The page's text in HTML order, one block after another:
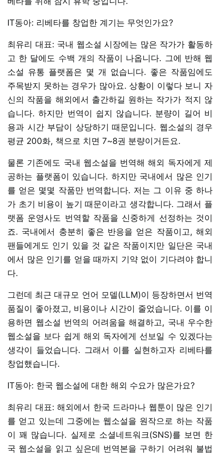
IT동아: 리베타를 창업한 계기는 무엇인가요?
최유리 대표: 국내 웹소설 시장에는 많은 작가가 활동하
고 한 달에도 수백 개의 작품이 나옵니다. 그에 반해 웹
소설 유통 플랫폼은 몇 개 없습니다. 좋은 작품임에도
주목받지 못하는 경우가 많아요. 상황이 이렇다 보니 자
신의 작품을 해외에서 출간하길 원하는 작가가 적지 않
습니다. 하지만 번역이 쉽지 않습니다. 분량이 길어 비
용과 시간 부담이 상당하기 때문입니다. 웹소설의 경우
평균 200화, 책으로 치면 7~8권 분량이거든요.
물론 기존에도 국내 웹소설을 번역해 해외 독자에게 제
공하는 플랫폼이 있습니다. 하지만 국내에서 많은 인기
를 얻은 몇몇 작품만 번역합니다. 저는 그 이유 중 하나
가 초기 비용이 높기 때문이라고 생각합니다. 그래서 플
랫폼 운영사도 번역할 작품을 신중하게 선정하는 것이
죠. 국내에서 충분히 좋은 반응을 얻은 작품이고, 해외
팬들에게도 인기 있을 것 같은 작품이지만 일단은 국내
에서 많은 인기를 얻을 때까지 기약 없이 기다려야 합니
다.
그런데 최근 대규모 언어 모델(LLM)이 등장하면서 번역
품질이 좋아졌고, 비용이나 시간이 줄었습니다. 이를 이
용하면 웹소설 번역의 어려움을 해결하고, 국내 우수한
웹소설을 보다 쉽게 해외 독자에게 선보일 수 있겠다는
생각이 들었습니다. 그래서 이를 실현하고자 리베타를
창업했습니다.
IT동아: 한국 웹소설에 대한 해외 수요가 많은가요?
최유리 대표: 해외에서 한국 드라마나 웹툰이 많은 인기
를 얻고 있는데 그중에는 웹소설을 원작으로 하는 작품
이 꽤 많습니다. 실제로 소셜네트워크(SNS)를 보면 한
국 웹소설을 읽고 싶은데 번역본을 구하기 어려워 불법